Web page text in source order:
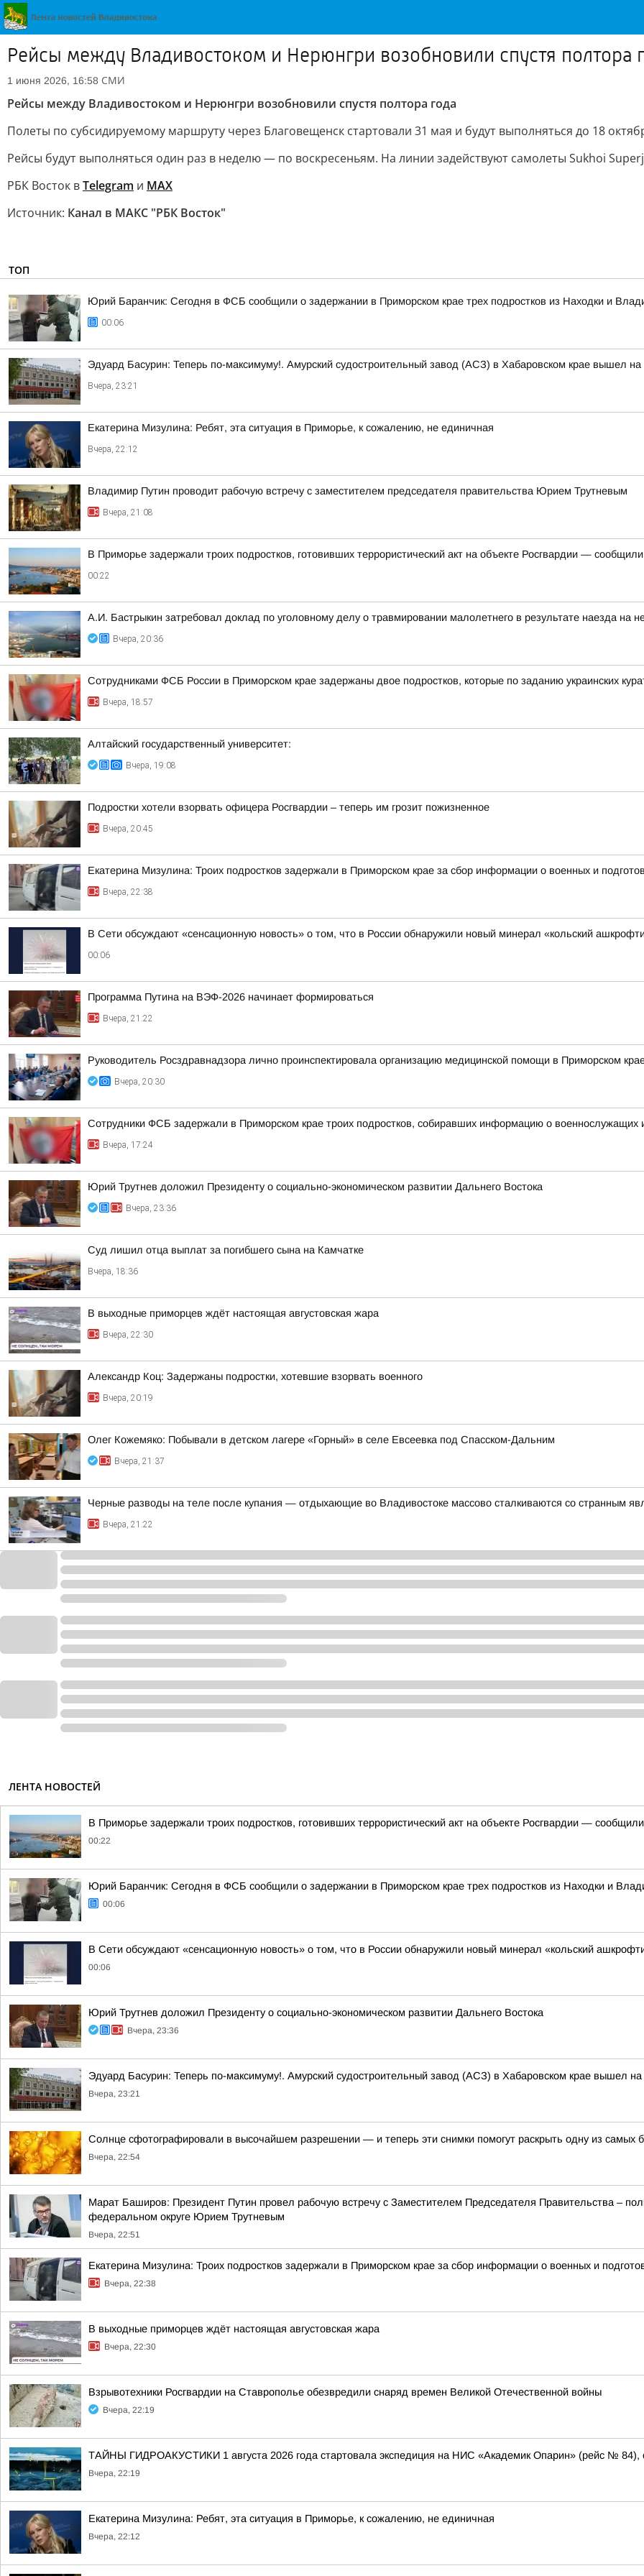
Рейсы между Владивостоком и Нерюнгри возобновили спустя полтора
1 июня 2026, 16:58 СМИ
Рейсы между Владивостоком и Нерюнгри возобновили спустя полтора года
Полеты по субсидируемому маршруту через Благовещенск стартовали 31 мая и будут выполняться до 18
Рейсы будут выполняться один раз в неделю — по воскресеньям. На линии задействуют самолеты Sukhoi
РБК Восток вTelegram и MAX
Источник: Канал в МАКС "РБК Восток"
ТОП
Юрий Баранчик: Сегодня в ФСБ сообщили о задержании в Приморском крае трех подростков из Находки и
00:06
Эдуард Басурин: Теперь по-максимуму!. Амурский судостроительный завод (АСЗ) в Хабаровском крае вышел на
Вчера, 23:21
Екатерина Мизулина: Ребят, эта ситуация в Приморье, к сожалению, не единичная
Вчера, 22:12
Владимир Путин проводит рабочую встречу с заместителем председателя правительства Юрием Трутневым
Вчера, 21:08
В Приморье задержали троих подростков, готовивших террористический акт на объекте Росгвардии —
00:22
А.И. Бастрыкин затребовал доклад по уголовному делу о травмировании малолетнего в результате наезда на
Вчера, 20:36
Сотрудниками ФСБ России в Приморском крае задержаны двое подростков, которые по заданию украинских
Вчера, 18:57
Алтайский государственный университет:
Вчера, 19:08
Подростки хотели взорвать офицера Росгвардии – теперь им грозит пожизненное
Вчера, 20:45
Екатерина Мизулина: Троих подростков задержали в Приморском крае за сбор информации о военных и
Вчера, 22:38
В Сети обсуждают «сенсационную новость» о том, что в России обнаружили новый минерал «кольский
00:06
Программа Путина на ВЭФ-2026 начинает формироваться
Вчера, 21:22
Руководитель Росздравнадзора лично проинспектировала организацию медицинской помощи в Приморском
Вчера, 20:30
Сотрудники ФСБ задержали в Приморском крае троих подростков, собиравших информацию о военнослужащих
Вчера, 17:24
Юрий Трутнев доложил Президенту о социально-экономическом развитии Дальнего Востока
Вчера, 23:36
Суд лишил отца выплат за погибшего сына на Камчатке
Вчера, 18:36
В выходные приморцев ждёт настоящая августовская жара
Вчера, 22:30
Александр Коц: Задержаны подростки, хотевшие взорвать военного
Вчера, 20:19
Олег Кожемяко: Побывали в детском лагере «Горный» в селе Евсеевка под Спасском-Дальним
Вчера, 21:37
Черные разводы на теле после купания — отдыхающие во Владивостоке массово сталкиваются со странным
Вчера, 21:22
ЛЕНТА НОВОСТЕЙ
В Приморье задержали троих подростков, готовивших террористический акт на объекте Росгвардии —
00:22
Юрий Баранчик: Сегодня в ФСБ сообщили о задержании в Приморском крае трех подростков из Находки и
00:06
В Сети обсуждают «сенсационную новость» о том, что в России обнаружили новый минерал «кольский
00:06
Юрий Трутнев доложил Президенту о социально-экономическом развитии Дальнего Востока
Вчера, 23:36
Эдуард Басурин: Теперь по-максимуму!. Амурский судостроительный завод (АСЗ) в Хабаровском крае вышел на
Вчера, 23:21
Солнце сфотографировали в высочайшем разрешении — и теперь эти снимки помогут раскрыть одну из самых
Вчера, 22:54
Марат Баширов: Президент Путин провел рабочую встречу с Заместителем Председателя Правительства –
федеральном округе Юрием Трутневым
Вчера, 22:51
Екатерина Мизулина: Троих подростков задержали в Приморском крае за сбор информации о военных и
Вчера, 22:38
В выходные приморцев ждёт настоящая августовская жара
Вчера, 22:30
Взрывотехники Росгвардии на Ставрополье обезвредили снаряд времен Великой Отечественной войны
Вчера, 22:19
ТАЙНЫ ГИДРОАКУСТИКИ 1 августа 2026 года стартовала экспедиция на НИС «Академик Опарин» (рейс №
Вчера, 22:19
Екатерина Мизулина: Ребят, эта ситуация в Приморье, к сожалению, не единичная
Вчера, 22:12